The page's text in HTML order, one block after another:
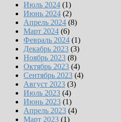
Июль 2024 (1)
Июнь 2024 (2)
Апрель 2024 (8)
Март 2024 (6)
Февраль 2024 (1)
Декабрь 2023 (3)
Ноябрь 2023 (8)
Октябрь 2023 (4)
Сентябрь 2023 (4)
Август 2023 (3)
Июль 2023 (4)
Июнь 2023 (1)
Апрель 2023 (4)
Март 2023 (1)